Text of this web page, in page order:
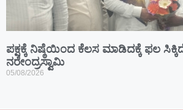
ಪಕ್ಷಕ್ಕೆ ನಿಷ್ಠೆಯಿಂದ ಕೆಲಸ ಮಾಡಿದಕ್ಕೆ ಫಲ
ನರೇಂದ್ರಸ್ವಾಮಿ
05/08/2026